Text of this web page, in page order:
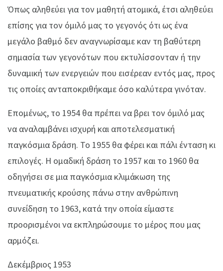
Όπως αληθεύει για τον μαθητή ατομικά, έτσι αληθεύει
επίσης για τον όμιλό μας το γεγονός ότι ως ένα
μεγάλο βαθμό δεν αναγνωρίσαμε καν τη βαθύτερη
σημασία των γεγονότων που εκτυλίσσονταν ή την
δυναμική των ενεργειών που εισέρεαν εντός μας, προς
τις οποίες ανταποκριθήκαμε όσο καλύτερα γινόταν.
Επομένως, το 1954 θα πρέπει να βρει τον όμιλό μας
να αναλαμβάνει ισχυρή και αποτελεσματική
παγκόσμια δράση. Το 1955 θα φέρει και πάλι ένταση κι
επιλογές. Η ομαδική δράση το 1957 και το 1960 θα
οδηγήσει σε μια παγκόσμια κλιμάκωση της
πνευματικής κρούσης πάνω στην ανθρώπινη
συνείδηση το 1963, κατά την οποία είμαστε
προορισμένοι να εκπληρώσουμε το μέρος που μας
αρμόζει.
Δεκέμβριος 1953